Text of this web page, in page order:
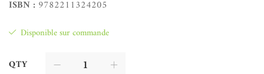
ISBN : 9782211324205
Disponible sur commande
QTY